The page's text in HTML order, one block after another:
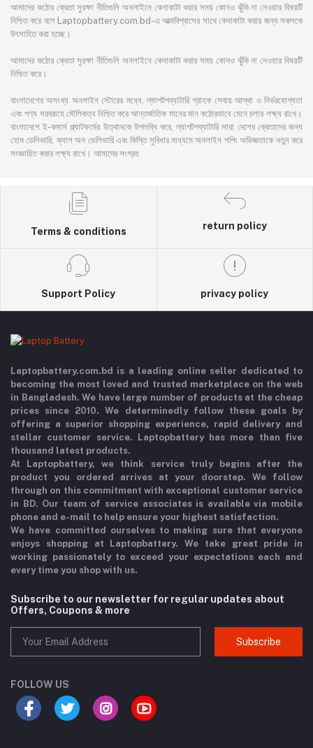
আমাদের কঠোর ক্রেতা সুরক্ষা নীতিগুলি অনলাইনে কেনাকাটা করার সময় কোনও ঝুঁকি না নেওয়ার বিষয়টি
নিশ্চিত করে বলে Laptopbattery.com.bd-এ আত্মবিশ্বাসের সাথে কেনাকাটা করার জন্য সকলকে
উৎসাহিত করা হচ্ছে।
আমাদের কঠোর ক্রেতা সুরক্ষা নীতিগুলি অনলাইনে কেনাকাটা করার সময় কোনও ঝুঁকি না নেওয়ার বিষয়টি
নিশ্চিত করে।
বাংলাদেশের অসংখ্য অনলাইন স্টোরের মধ্যে, ল্যাপটপব্যাটারি গ্রাহক সেবায় আস্থা ও নির্ভরযোগ্যতা
এবং পণ্য সরবরাহে মৌলিকত্ব নিশ্চিত করে আন্তর্জাতিক মানের মান কঠোরভাবে মেনে চলার লক্ষ্য রাখে।
বাংলাদেশে ই-কমার্স প্ল্যাটফর্মের উত্থানকে উপলব্ধি করে, ল্যাপটপব্যাটারি সারা দেশের ক্রেতাদের জন্য
হোম ডেলিভারি, ক্যাশ অন ডেলিভারি এবং কিস্তি সুবিধার মাধ্যমে অনলাইন শপিং অভিজ্ঞতাকে নতুন করে
সংজ্ঞায়িত করার লক্ষ্য রাখে। আমাদের সংগ্রহ
Terms & conditions
return policy
Support Policy privacy policy
Laptopbattery.com.bd is a leading online seller dedicated to
becoming the most loved and trusted marketplace on the web
in Bangladesh. We have large number of products at the cheap
prices since 2010. We determinedly follow these goals by
offering a superior shopping experience, rapid delivery and
stellar customer service. Laptopbattery has more than five
thousand latest products.
At Laptopbattery, we think service truly begins after the
product you ordered arrives at your doorstep. We follow
through on this commitment with exceptional customer service
in BD. Our team of service associates is available via mobile
phone and e-mail to help ensure your highest satisfaction.
We have committed ourselves to making sure that everyone
enjoys shopping at Laptopbattery. We take great pride in
working passionately to exceed your expectations each and
every time you shop with us.
Subscribe to our newsletter for regular updates about
Offers, Coupons & more
Subscribe
FOLLOW US